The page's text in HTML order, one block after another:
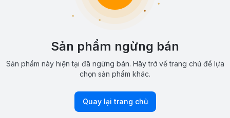
Sản phẩm ngừng bán
Sản phẩm này hiện tại đã ngừng bán. Hãy trở về trang chủ để lựa
chọn sản phẩm khác.
Quay lại trang chủ